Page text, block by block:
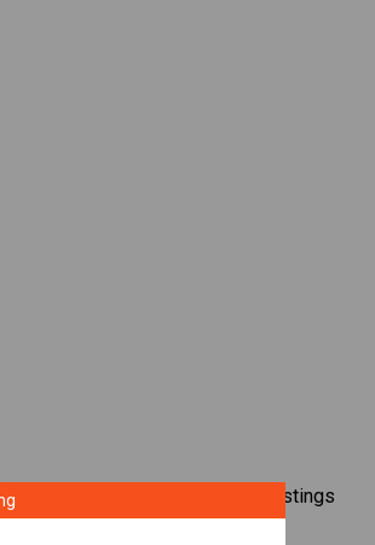
internationale aktier med Ainvestings
CFD-handelsplatform.